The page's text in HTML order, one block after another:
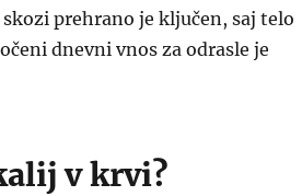
prehrano je ključen, saj telo
dnevni vnos za odrasle je
v krvi?